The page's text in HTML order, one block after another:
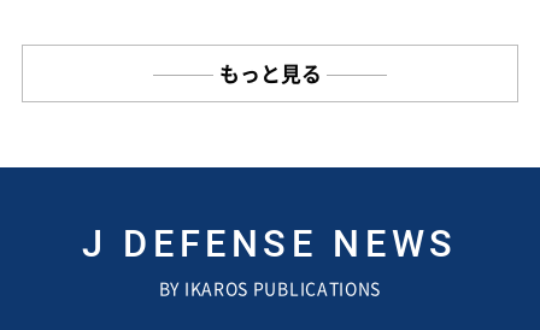
もっと見る
J DEFENSE NEWS
BY IKAROS PUBLICATIONS